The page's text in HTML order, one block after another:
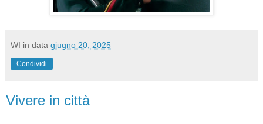
WI in data giugno 20, 2025
Condividi
Vivere in città